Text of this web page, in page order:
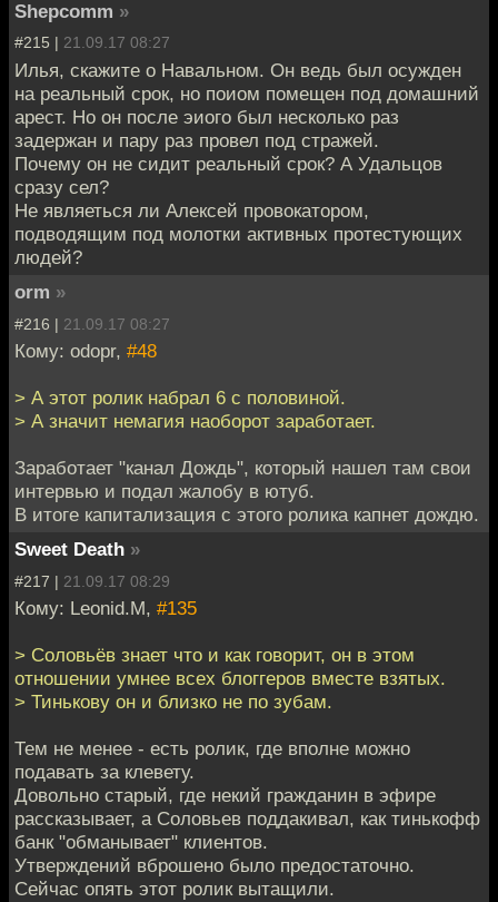
Shepcomm »
#215 | 21.09.17 08:27
Илья, скажите о Навальном. Он ведь был осужден
на реальный срок, но поиом помещен под домашний
арест. Но он после эиого был несколько раз
задержан и пару раз провел под стражей.
Почему он не сидит реальный срок? А Удальцов
сразу сел?
Не являеться ли Алексей провокатором,
подводящим под молотки активных протестующих
людей?
orm »
#216 | 21.09.17 08:27
Кому: odopr, #48
> А этот ролик набрал 6 с половиной.
> А значит немагия наоборот заработает.
Заработает "канал Дождь", который нашел там свои
интервью и подал жалобу в ютуб.
В итоге капитализация с этого ролика капнет дождю.
Sweet Death »
#217 | 21.09.17 08:29
Кому: Leonid.M, #135
> Соловьёв знает что и как говорит, он в этом
отношении умнее всех блоггеров вместе взятых.
> Тинькову он и близко не по зубам.
Тем не менее - есть ролик, где вполне можно
подавать за клевету.
Довольно старый, где некий гражданин в эфире
рассказывает, а Соловьев поддакивал, как тинькофф
банк "обманывает" клиентов.
Утверждений вброшено было предостаточно.
Сейчас опять этот ролик вытащили.